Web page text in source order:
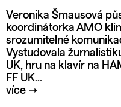
Veronika Šmausová
koordinátorka AMO
srozumitelné
Vystudovala
UK, hru na klavír na
FF UK...
více ➝